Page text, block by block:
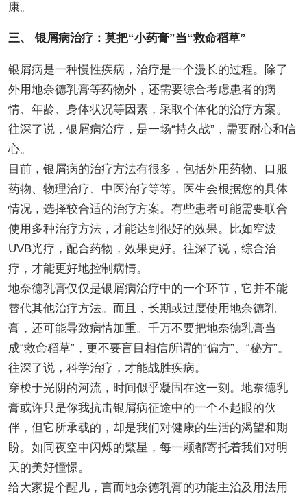
康。
三、 银屑病治疗：莫把“小药膏”当“救命稻草”
银屑病是一种慢性疾病，治疗是一个漫长的过程。除了
外用地奈德乳膏等药物外，还需要综合考虑患者的病
情、年龄、身体状况等因素，采取个体化的治疗方案。
往深了说，银屑病治疗，是一场“持久战”，需要耐心和信
心。
目前，银屑病的治疗方法有很多，包括外用药物、口服
药物、物理治疗、中医治疗等等。医生会根据您的具体
情况，选择较合适的治疗方案。有些患者可能需要联合
使用多种治疗方法，才能达到很好的效果。比如窄波
UVB光疗，配合药物，效果更好。往深了说，综合治
疗，才能更好地控制病情。
地奈德乳膏仅仅是银屑病治疗中的一个环节，它并不能
替代其他治疗方法。而且，长期或过度使用地奈德乳
膏，还可能导致病情加重。千万不要把地奈德乳膏当
成“救命稻草”，更不要盲目相信所谓的“偏方”、“秘方”。
往深了说，科学治疗，才能战胜疾病。
穿梭于光阴的河流，时间似乎凝固在这一刻。地奈德乳
膏或许只是你我抗击银屑病征途中的一个不起眼的伙
伴，但它所承载的，却是我们对健康的生活的渴望和期
盼。如同夜空中闪烁的繁星，每一颗都寄托着我们对明
天的美好憧憬。
给大家提个醒儿，言而地奈德乳膏的功能主治及用法用